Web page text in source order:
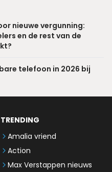
nieuwe vergunning:
en de rest van de
telefoon in 2026 bij
TRENDING
Amalia vriend
Action
Max Verstappen nieuws